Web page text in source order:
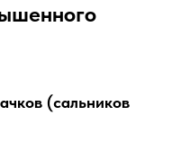
(сальников